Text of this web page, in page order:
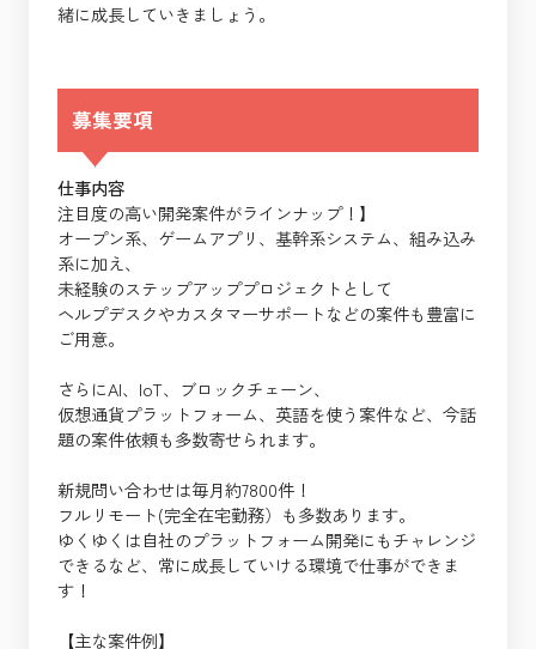
緒に成長していきましょう。
募集要項
仕事内容
注目度の高い開発案件がラインナップ！】
オープン系、ゲームアプリ、基幹系システム、組み込み
系に加え、
未経験のステップアッププロジェクトとして
ヘルプデスクやカスタマーサポートなどの案件も豊富に
ご用意。
さらにAI、IoT、ブロックチェーン、
仮想通貨プラットフォーム、英語を使う案件など、今話
題の案件依頼も多数寄せられます。
新規問い合わせは毎月約7800件！
フルリモート(完全在宅勤務）も多数あります。
ゆくゆくは自社のプラットフォーム開発にもチャレンジ
できるなど、常に成長していける環境で仕事ができま
す！
【主な案件例】